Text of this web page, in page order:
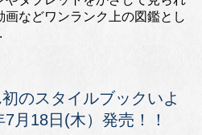
画などワンランク上の図鑑とし
のスタイルブックいよ
月18日(木）発売！！